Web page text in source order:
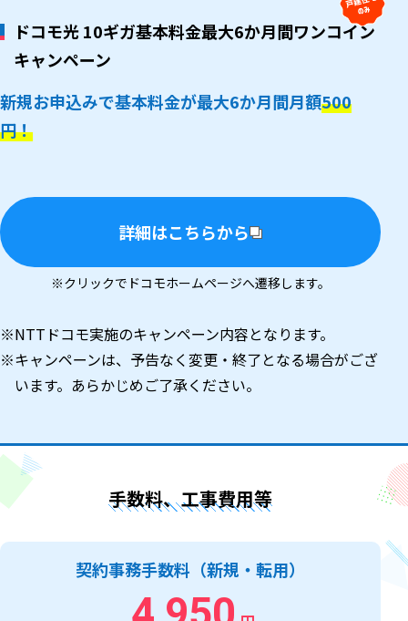
ドコモ光 10ギガ基本料金最大6か月間ワンコイン
キャンペーン
新規お申込みで基本料金が最大6か月間月額500
円！
詳細はこちらから
※クリックでドコモホームページへ遷移します。
※NTTドコモ実施のキャンペーン内容となります。
※キャンペーンは、予告なく変更・終了となる場合がござ
います。あらかじめご了承ください。
手数料、工事費用等
契約事務手数料（新規・転用）